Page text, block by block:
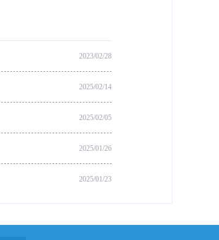
2023/02/28
2025/02/14
2025/02/05
2025/01/26
2025/01/23